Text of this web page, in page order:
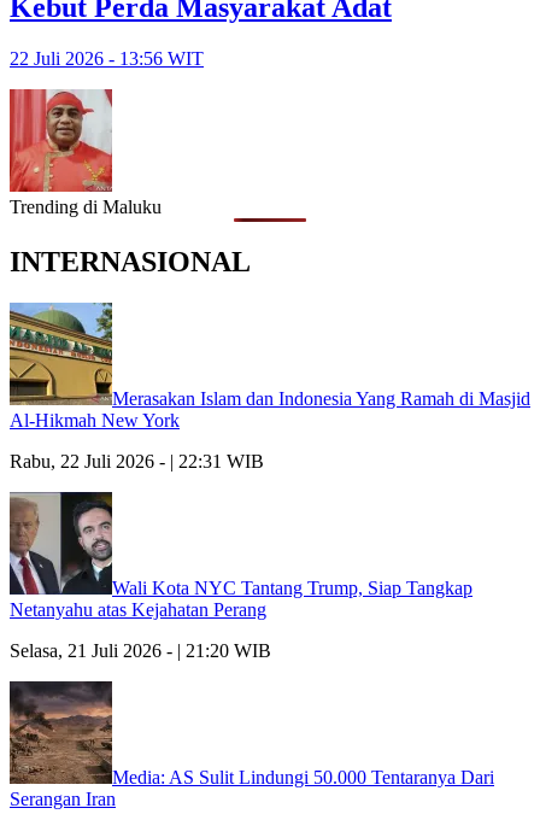
Kebut Perda Masyarakat Adat
22 Juli 2026 - 13:56 WIT
Trending di Maluku
INTERNASIONAL
Merasakan Islam dan Indonesia Yang Ramah di Masjid
Al-Hikmah New York
Rabu, 22 Juli 2026 - | 22:31 WIB
Wali Kota NYC Tantang Trump, Siap Tangkap
Netanyahu atas Kejahatan Perang
Selasa, 21 Juli 2026 - | 21:20 WIB
Media: AS Sulit Lindungi 50.000 Tentaranya Dari
Serangan Iran